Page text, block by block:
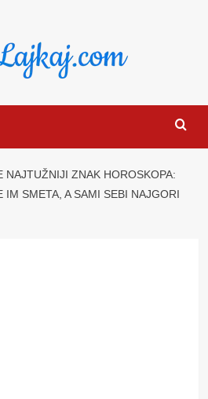
NAJTUŽNIJI ZNAK HOROSKOPA:
IM SMETA, A SAMI SEBI NAJGORI